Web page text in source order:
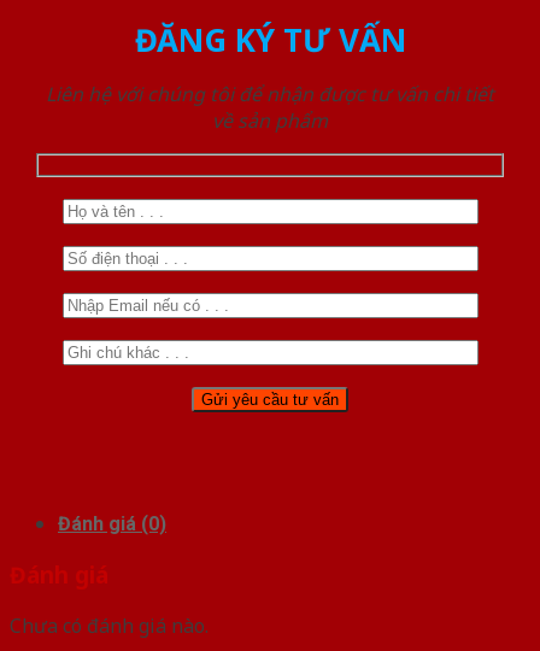
ĐĂNG KÝ TƯ VẤN
Liên hệ với chúng tôi để nhận được tư vấn chi tiết
về sản phẩm
Đánh giá (0)
Đánh giá
Chưa có đánh giá nào.